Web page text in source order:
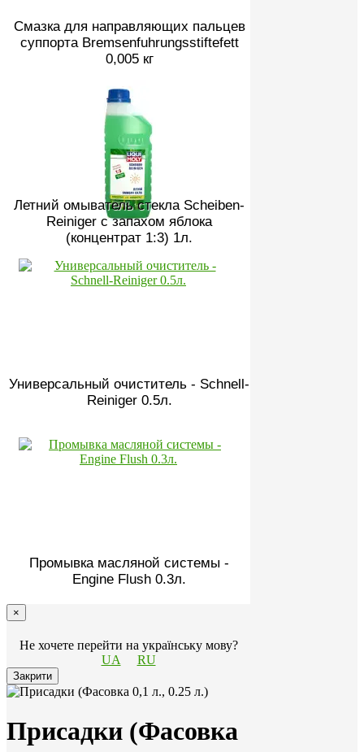
Смазка для направляющих пальцев
суппорта Bremsenfuhrungsstiftefett
0,005 кг
Летний омыватель стекла Scheiben-
Reiniger с запахом яблока
(концентрат 1:3) 1л.
Универсальный очиститель - Schnell-
Reiniger 0.5л.
Промывка масляной системы -
Engine Flush 0.3л.
×
Не хочете перейти на українську мову?
UA
RU
Закрити
Присадки (Фасовка